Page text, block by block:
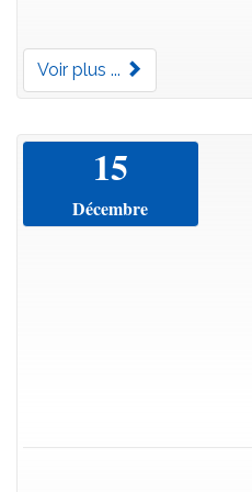
Voir plus ...
15
Décembre